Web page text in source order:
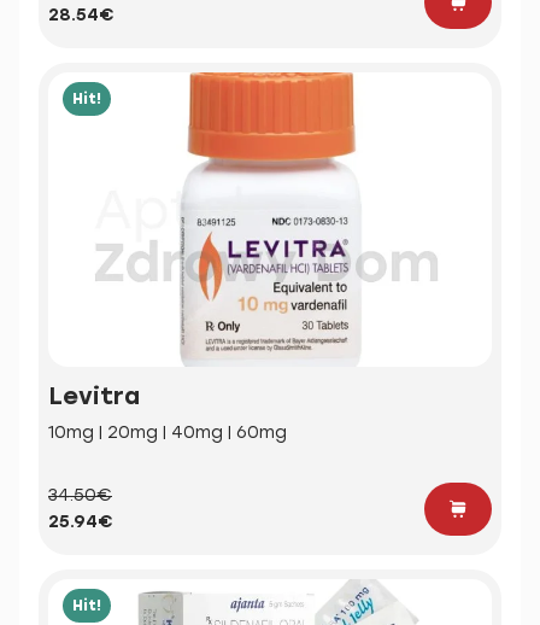
28.54€
Hit!
Levitra
10mg | 20mg | 40mg | 60mg
34.50€
25.94€
Hit!